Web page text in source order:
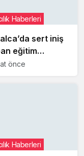
sert iniş
eğitim
öğrenci
Haberleri
önce
Haberleri